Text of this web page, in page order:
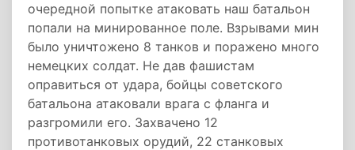
очередной попытке атаковать наш батальон
попали на минированное поле. Взрывами мин
было уничтожено 8 танков и поражено много
немецких солдат. Не дав фашистам
оправиться от удара, бойцы советского
батальона атаковали врага с фланга и
разгромили его. Захвачено 12
противотанковых орудий, 22 станковых